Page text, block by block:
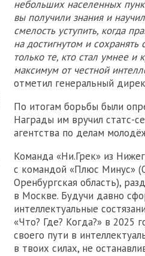
небольших населенных
вы получили знания и
смелость уступить, когда
на достигнутом и
только те, кто стал умнее и
максимум от честной
отметил генеральный
По итогам борьбы были
Награды им вручил статс-
агентства по делам
Команда «Ни.Грек» из
с командой «Плюс Минус»
Оренбургская область),
в Москве. Будучи давно
интеллектуальные
«Что? Где? Когда?» в 2025
своего пути в
в твоих силах, не